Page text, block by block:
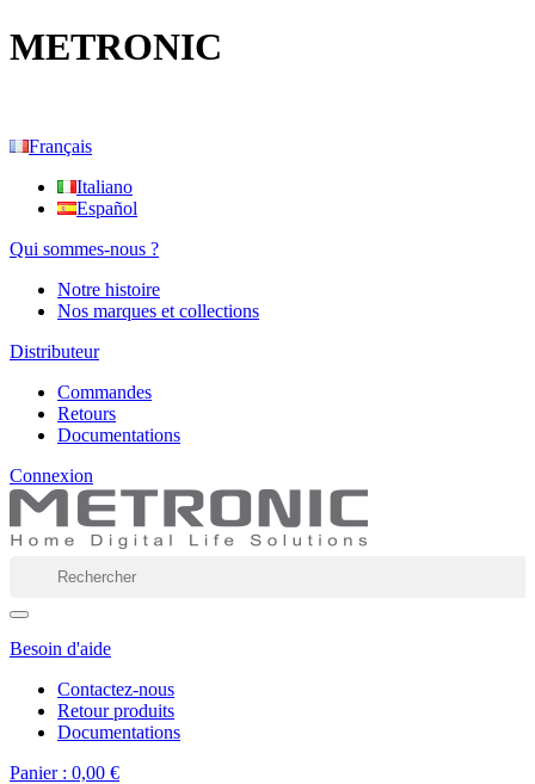
METRONIC
Français
Italiano
Español
Qui sommes-nous ?
Notre histoire
Nos marques et collections
Distributeur
Commandes
Retours
Documentations
Connexion
Besoin d'aide
Contactez-nous
Retour produits
Documentations
Panier : 0,00 €